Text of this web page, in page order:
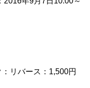
リバース：1,500円